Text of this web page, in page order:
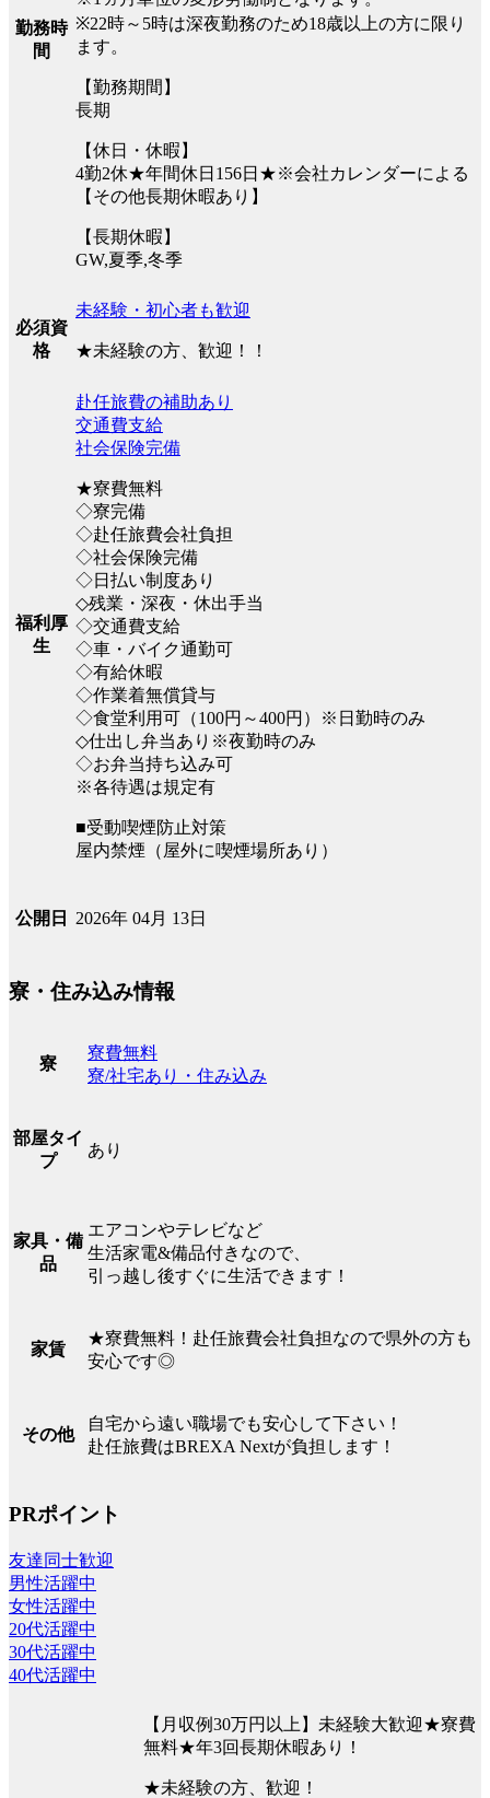
勤務時
間
※22時～5時は深夜勤務のため18歳以上の方に限り
ます。
【勤務期間】
長期
【休日・休暇】
4勤2休★年間休日156日★※会社カレンダーによる
【その他長期休暇あり】
【長期休暇】
GW,夏季,冬季
必須資
格
未経験・初心者も歓迎
★未経験の方、歓迎！！
福利厚
生
赴任旅費の補助あり
交通費支給
社会保険完備
★寮費無料
◇寮完備
◇赴任旅費会社負担
◇社会保険完備
◇日払い制度あり
◇残業・深夜・休出手当
◇交通費支給
◇車・バイク通勤可
◇有給休暇
◇作業着無償貸与
◇食堂利用可（100円～400円）※日勤時のみ
◇仕出し弁当あり※夜勤時のみ
◇お弁当持ち込み可
※各待遇は規定有
■受動喫煙防止対策
屋内禁煙（屋外に喫煙場所あり）
公開日 2026年 04月 13日
寮・住み込み情報
寮
寮費無料
寮/社宅あり・住み込み
部屋タイ
プ
あり
家具・備
品
エアコンやテレビなど
生活家電&備品付きなので、
引っ越し後すぐに生活できます！
家賃
★寮費無料！赴任旅費会社負担なので県外の方も
安心です◎
その他
自宅から遠い職場でも安心して下さい！
赴任旅費はBREXA Nextが負担します！
PRポイント
友達同士歓迎
男性活躍中
女性活躍中
20代活躍中
30代活躍中
40代活躍中
【月収例30万円以上】未経験大歓迎★寮費
無料★年3回長期休暇あり！
★未経験の方、歓迎！